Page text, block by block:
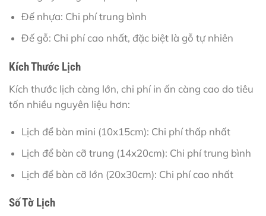
Đế nhựa: Chi phí trung bình
Đế gỗ: Chi phí cao nhất, đặc biệt là gỗ tự nhiên
Kích Thước Lịch
Kích thước lịch càng lớn, chi phí in ấn càng cao do tiêu
tốn nhiều nguyên liệu hơn:
Lịch để bàn mini (10x15cm): Chi phí thấp nhất
Lịch để bàn cỡ trung (14x20cm): Chi phí trung bình
Lịch để bàn cỡ lớn (20x30cm): Chi phí cao nhất
Số Tờ Lịch